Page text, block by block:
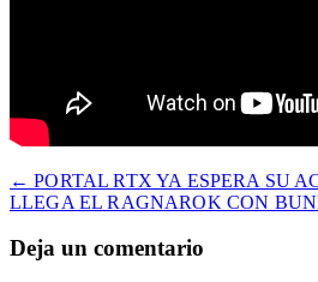
← PORTAL RTX YA ESPERA SU
LLEGA EL RAGNAROK CON
Deja un comentario